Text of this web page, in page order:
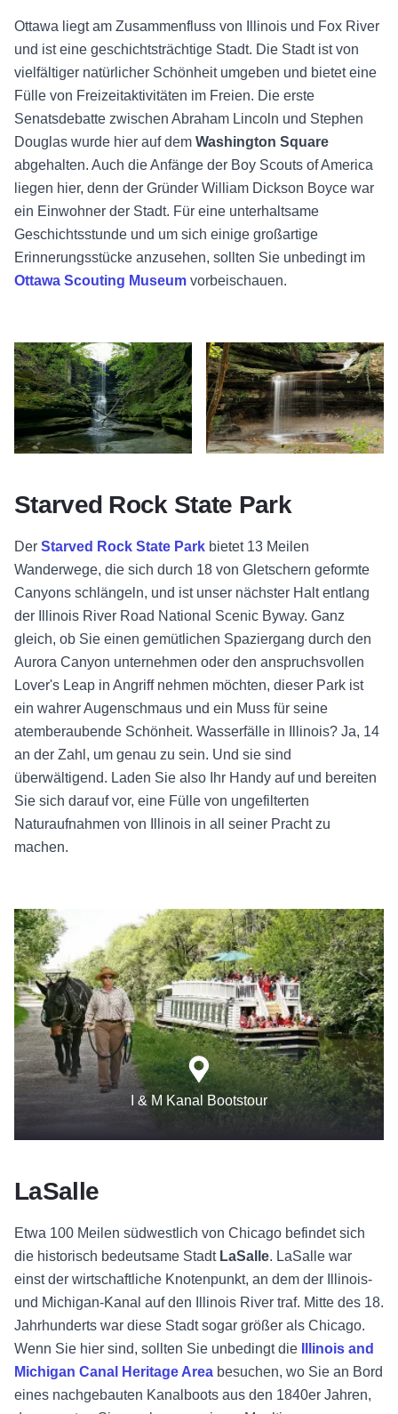
Ottawa liegt am Zusammenfluss von Illinois und Fox River
und ist eine geschichtsträchtige Stadt. Die Stadt ist von
vielfältiger natürlicher Schönheit umgeben und bietet eine
Fülle von Freizeitaktivitäten im Freien. Die erste
Senatsdebatte zwischen Abraham Lincoln und Stephen
Douglas wurde hier auf dem Washington Square
abgehalten. Auch die Anfänge der Boy Scouts of America
liegen hier, denn der Gründer William Dickson Boyce war
ein Einwohner der Stadt. Für eine unterhaltsame
Geschichtsstunde und um sich einige großartige
Erinnerungsstücke anzusehen, sollten Sie unbedingt im
Ottawa Scouting Museum vorbeischauen.
Starved Rock State Park
Der Starved Rock State Park bietet 13 Meilen
Wanderwege, die sich durch 18 von Gletschern geformte
Canyons schlängeln, und ist unser nächster Halt entlang
der Illinois River Road National Scenic Byway. Ganz
gleich, ob Sie einen gemütlichen Spaziergang durch den
Aurora Canyon unternehmen oder den anspruchsvollen
Lover's Leap in Angriff nehmen möchten, dieser Park ist
ein wahrer Augenschmaus und ein Muss für seine
atemberaubende Schönheit. Wasserfälle in Illinois? Ja, 14
an der Zahl, um genau zu sein. Und sie sind
überwältigend. Laden Sie also Ihr Handy auf und bereiten
Sie sich darauf vor, eine Fülle von ungefilterten
Naturaufnahmen von Illinois in all seiner Pracht zu
machen.
I & M Kanal Bootstour
LaSalle
Etwa 100 Meilen südwestlich von Chicago befindet sich
die historisch bedeutsame Stadt LaSalle. LaSalle war
einst der wirtschaftliche Knotenpunkt, an dem der Illinois-
und Michigan-Kanal auf den Illinois River traf. Mitte des 18.
Jahrhunderts war diese Stadt sogar größer als Chicago.
Wenn Sie hier sind, sollten Sie unbedingt die
Illinois and
Michigan Canal Heritage Area besuchen, wo Sie an Bord
eines nachgebauten Kanalboots aus den 1840er Jahren,